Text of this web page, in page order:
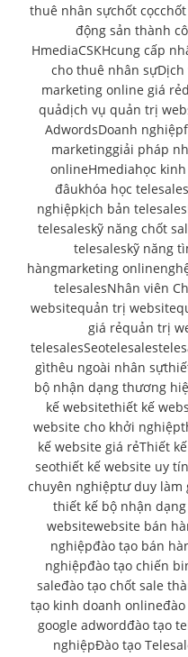
thuê nhân sựchốt cọc
động sản thành
HmediaCSKHcung cấp
cho thuê nhân sựDịch
marketing online giá rẻ
quảdịch vụ quản trị
AdwordsDoanh nghiệp
marketinggiải pháp
onlineHmediahọc
đâukhóa học telesales
nghiệpkịch bản telesales
telesaleskỹ năng chốt
telesaleskỹ năng
hàngmarketing online
telesalesNhân viên
websitequản trị website
giá rẻquản trị
telesalesSeotelesales
gìthêu ngoài nhân sự
bộ nhận dạng thương
kế websitethiết kế
website cho khởi nghiệp
kế website giá rẻThiết
seothiết kế website uy tín
chuyên nghiệptư duy làm
thiết kế bộ nhận
websitewebsite bán
nghiệpđào tạo bán
nghiệpđào tạo chiến
saleđào tạo chốt sale
tạo kinh doanh online
google adwordđào tạo
nghiệpĐào tạo